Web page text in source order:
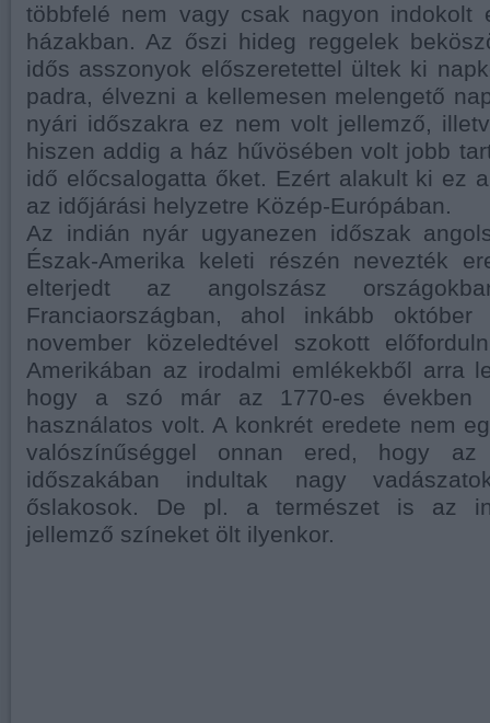
többfelé nem vagy csak nagyon indokolt
házakban. Az őszi hideg reggelek
idős asszonyok előszeretettel ültek ki
padra, élvezni a kellemesen melengető
nyári időszakra ez nem volt jellemző,
hiszen addig a ház hűvösében volt jobb
idő előcsalogatta őket. Ezért alakult ki ez
az időjárási helyzetre Közép-Európában.
Az indián nyár ugyanezen időszak
Észak-Amerika keleti részén nevezték
elterjedt az angolszász
Franciaországban, ahol inkább október
november közeledtével szokott
Amerikában az irodalmi emlékekből arra
hogy a szó már az 1770-es években
használatos volt. A konkrét eredete nem
valószínűséggel onnan ered, hogy az
időszakában indultak nagy
őslakosok. De pl. a természet is az
jellemző színeket ölt ilyenkor.